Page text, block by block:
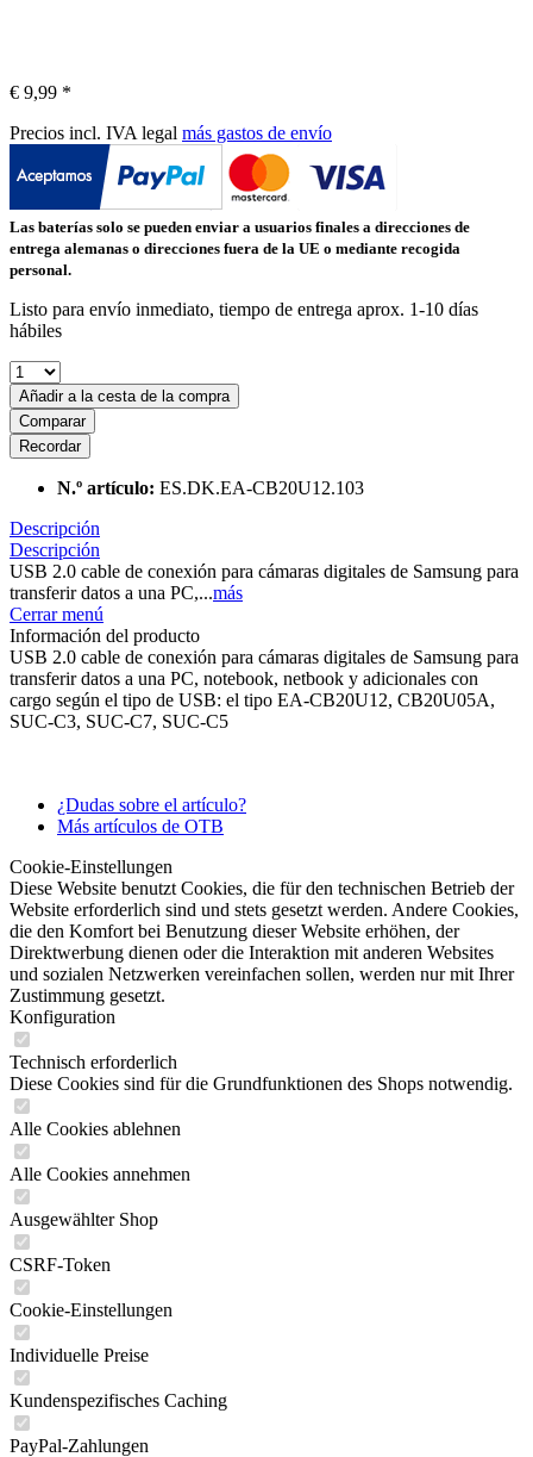
€ 9,99 *
Precios incl. IVA legal más gastos de envío
Las baterías solo se pueden enviar a usuarios finales a direcciones de
entrega alemanas o direcciones fuera de la UE o mediante recogida
personal.
Listo para envío inmediato, tiempo de entrega aprox. 1-10 días
hábiles
Añadir a la cesta de la compra
Comparar
Recordar
N.º artículo: ES.DK.EA-CB20U12.103
Descripción
Descripción
USB 2.0 cable de conexión para cámaras digitales de Samsung para
transferir datos a una PC,...más
Cerrar menú
Información del producto
USB 2.0 cable de conexión para cámaras digitales de Samsung para
transferir datos a una PC, notebook, netbook y adicionales con
cargo según el tipo de USB: el tipo EA-CB20U12, CB20U05A,
SUC-C3, SUC-C7, SUC-C5
¿Dudas sobre el artículo?
Más artículos de OTB
Cookie-Einstellungen
Diese Website benutzt Cookies, die für den technischen Betrieb der
Website erforderlich sind und stets gesetzt werden. Andere Cookies,
die den Komfort bei Benutzung dieser Website erhöhen, der
Direktwerbung dienen oder die Interaktion mit anderen Websites
und sozialen Netzwerken vereinfachen sollen, werden nur mit Ihrer
Zustimmung gesetzt.
Konfiguration
Technisch erforderlich
Diese Cookies sind für die Grundfunktionen des Shops notwendig.
Alle Cookies ablehnen
Alle Cookies annehmen
Ausgewählter Shop
CSRF-Token
Cookie-Einstellungen
Individuelle Preise
Kundenspezifisches Caching
PayPal-Zahlungen